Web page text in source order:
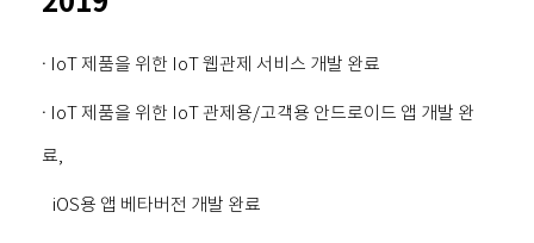
· IoT 제품을 위한 IoT 웹관제 서비스 개발 완료
· IoT 제품을 위한 IoT 관제용/고객용 안드로이드 앱 개발 완
료,
iOS용 앱 베타버전 개발 완료